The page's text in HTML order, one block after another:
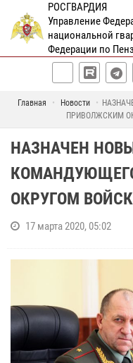
РОСГВАРДИЯ
Управление
национальной
Федерации по
Главная Новости
ПРИВОЛЖСКИМ
НАЗНАЧЕН
ОКРУГОМ
17 марта 2020, 05:02